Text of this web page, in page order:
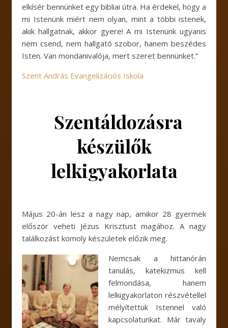
elkísér bennünket egy bibliai útra. Ha érdekel, hogy a
mi Istenünk miért nem olyan, mint a többi istenek,
akik hallgatnak, akkor gyere! A mi Istenünk ugyanis
nem csend, nem hallgató szobor, hanem beszédes
Isten. Van mondanivalója, mert szeret bennünket.”
Szent András Evangelizációs Iskola
Szentáldozásra
készülők
lelkigyakorlata
Május 20-án lesz a nagy nap, amikor 28 gyermek
először veheti Jézus Krisztust magához. A nagy
találkozást komoly készületek előzik meg.
Nemcsak a hittanórán
tanulás, katekizmus kell
felmondása, hanem
lelkigyakorlaton részvétellel
mélyítettük Istennel való
kapcsolatunkat. Már tavaly